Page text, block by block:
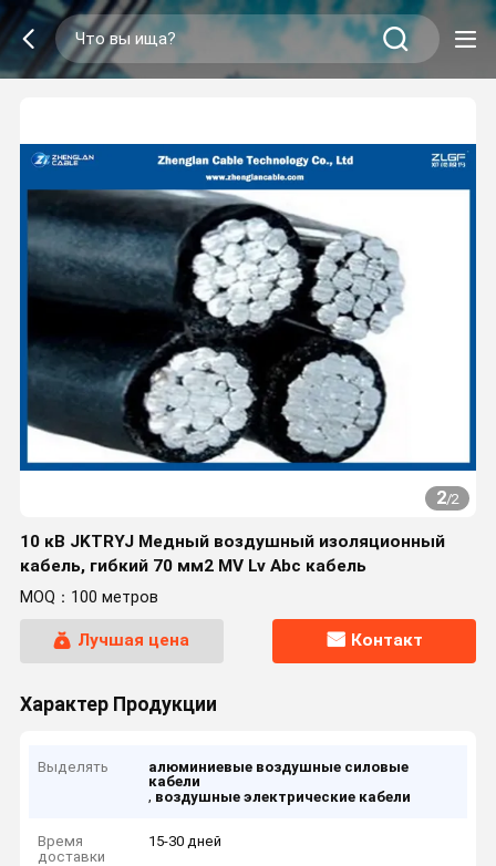
2/2
10 кВ JKTRYJ Медный воздушный изоляционный
кабель, гибкий 70 мм2 MV Lv Abc кабель
MOQ：100 метров
Лучшая цена Контакт
Характер Продукции
Выделять
алюминиевые воздушные силовые
кабели
, воздушные электрические кабели
Время
доставки
15-30 дней